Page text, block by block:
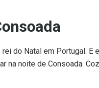
do Natal em Portugal.
na noite de Consoada.